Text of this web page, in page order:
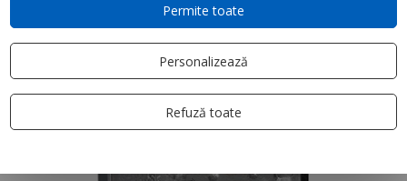
Permite toate
Personalizează
Refuză toate